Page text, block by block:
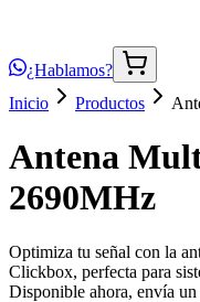
¿Hablamos?
Inicio
Productos
Antena
2690MHz
Optimiza tu señal con la
Clickbox, perfecta para
Disponible ahora, envía